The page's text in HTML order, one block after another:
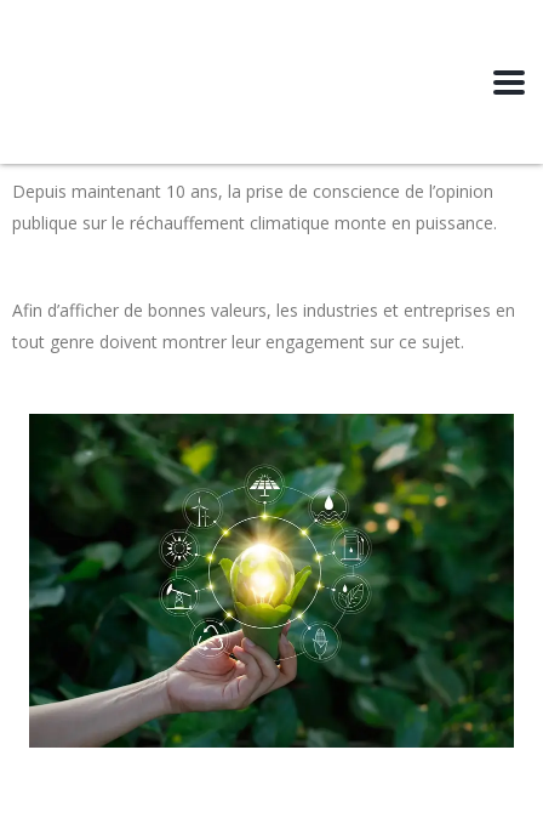
Depuis maintenant 10 ans, la prise de conscience de l’opinion
publique sur le réchauffement climatique monte en puissance. ​
Afin d’afficher de bonnes valeurs, les industries et entreprises en
tout genre doivent montrer leur engagement sur ce sujet. ​